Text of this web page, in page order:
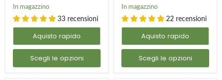
In magazzino
33 recensioni
Aquisto rapido
Scegli le opzioni
In magazzino
22 recensioni
Aquisto rapido
Scegli le opzioni